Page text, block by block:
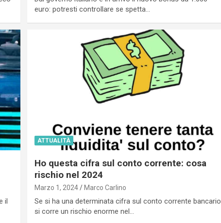
euro: potresti controllare se spetta…
il
ATTUALITÀ
Ho questa cifra sul conto corrente: cosa
rischio nel 2024
Marzo 1, 2024 Marco Carlino
Se si ha una determinata cifra sul conto corrente bancario
si corre un rischio enorme nel…